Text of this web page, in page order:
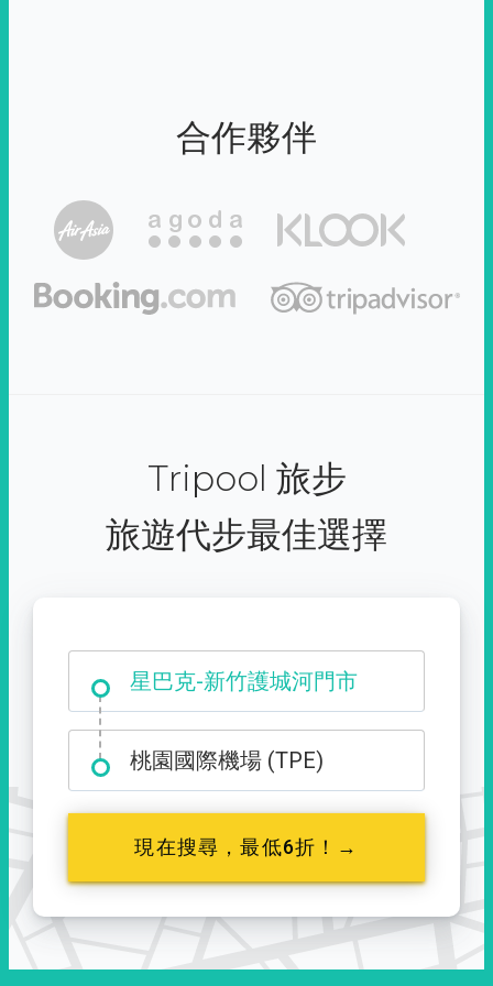
合作夥伴
Tripool 旅步
旅遊代步最佳選擇
大霸尖山登山口
桃園國際機場 (TPE)
現在搜尋，最低6折！→